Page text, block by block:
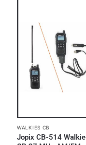
WALKIES CB
Jopix CB-514 Walkie